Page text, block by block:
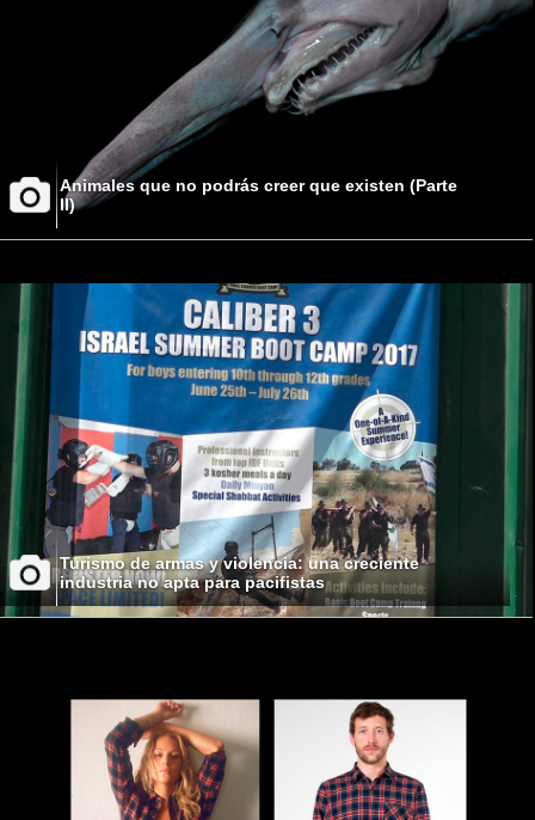
Animales que no podrás creer que existen (Parte
II)
Turismo de armas y violencia: una creciente
industria no apta para pacifistas